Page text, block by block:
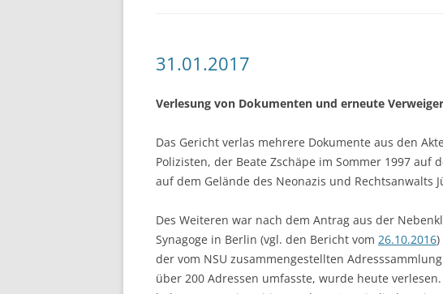
31.01.2017
Verlesung von Dokumenten und erneute
Das Gericht verlas mehrere Dokumente aus den
Polizisten, der Beate Zschäpe im Sommer 1997 auf
auf dem Gelände des Neonazis und Rechtsanwalts
Des Weiteren war nach dem Antrag aus der
Synagoge in Berlin (vgl. den Bericht vom 26.10.2016
der vom NSU zusammengestellten
über 200 Adressen umfasste, wurde heute